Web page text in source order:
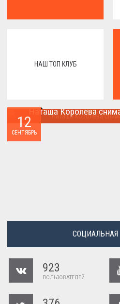
НАШ ТОП КЛУБ
12
СЕНТЯБРЬ
Наташа Королева
923
ПОЛЬЗОВАТЕЛЕЙ